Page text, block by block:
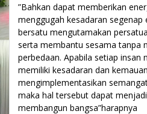
”Bahkan dapat memberikan
menggugah kesadaran
bersatu mengutamakan
serta membantu sesama tanpa
perbedaan. Apabila setiap insan
memiliki kesadaran dan
mengimplementasikan
maka hal tersebut dapat
membangun bangsa”harapnya